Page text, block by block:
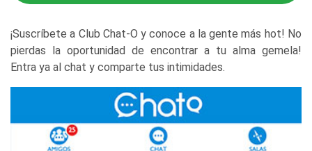
¡Suscríbete a Club Chat-O y conoce a la gente más hot! No
pierdas la oportunidad de encontrar a tu alma gemela!
Entra ya al chat y comparte tus intimidades.